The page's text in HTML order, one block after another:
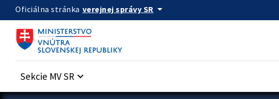
Preskocit na hlavný obsah
Oficiálna stránka verejnej správy SR arrow_drop_down
Sekcie MV SR keyboard_arrow_down